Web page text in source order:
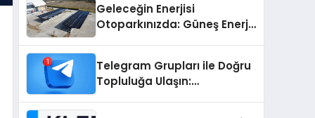
Geleceğin Enerjisi
Otoparkınızda: Güneş Enerjili
Telegram Grupları ile Doğru
Topluluğa Ulaşın: